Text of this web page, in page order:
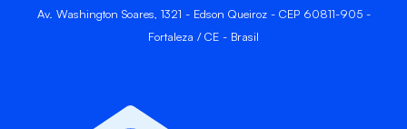
Av. Washington Soares, 1321 - Edson Queiroz - CEP 60811-905 -
Fortaleza / CE - Brasil